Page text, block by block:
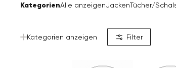
KategorienAlle anzeigenJackenTücher/
Kategorien anzeigen Filter